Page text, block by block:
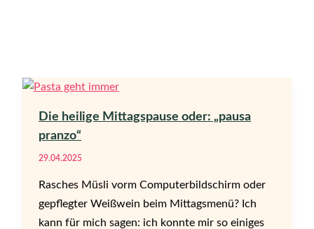
Die heilige Mittagspause oder: „pausa
pranzo“
29.04.2025
Rasches Müsli vorm Computerbildschirm oder
gepflegter Weißwein beim Mittagsmenü? Ich
kann für mich sagen: ich konnte mir so einiges